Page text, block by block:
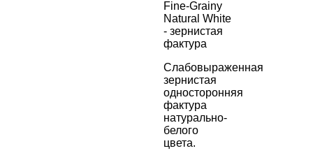
Слабовыраженная
зернистая
односторонняя
фактура
натурально-
белого
цвета.